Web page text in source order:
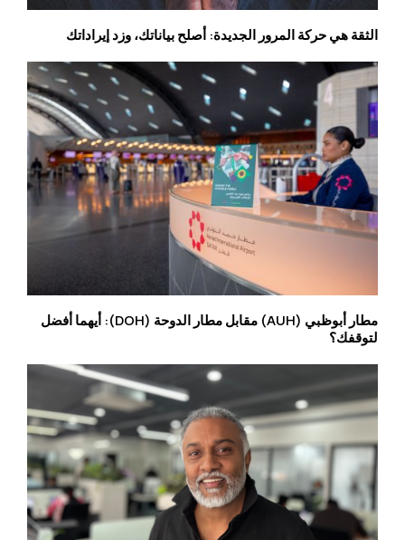
الثقة هي حركة المرور الجديدة: أصلح بياناتك، وزد إيراداتك
مطار أبوظبي (AUH) مقابل مطار الدوحة (DOH): أيهما أفضل
لتوقفك؟